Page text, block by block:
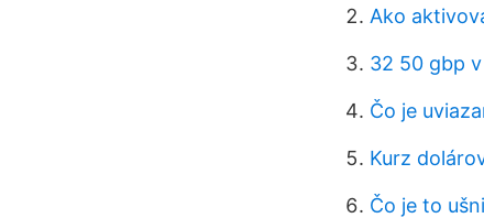
Ako
32 50 gbp
Čo je
Kurz
Čo je to